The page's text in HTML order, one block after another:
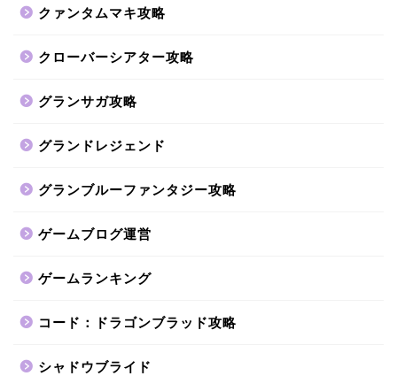
クァンタムマキ攻略
クローバーシアター攻略
グランサガ攻略
グランドレジェンド
グランブルーファンタジー攻略
ゲームブログ運営
ゲームランキング
コード：ドラゴンブラッド攻略
シャドウブライド